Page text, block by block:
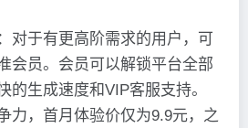
对于有更高阶需求的用户，可
会员。会员可以解锁平台全部
的生成速度和VIP客服支持。
力，首月体验价仅为9.9元，之